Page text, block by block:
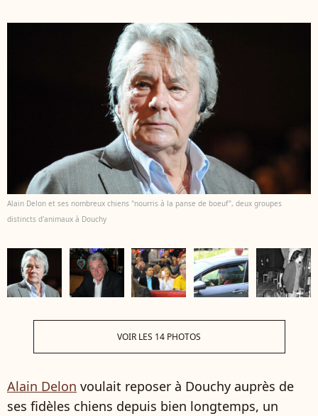
Alain Delon et ses nombreux chiens "nourris à la panse de boeuf", deux groupes
distincts d'animaux à Douchy
VOIR LES 14 PHOTOS
Alain Delon voulait reposer à Douchy auprès de
ses fidèles chiens depuis bien longtemps, un